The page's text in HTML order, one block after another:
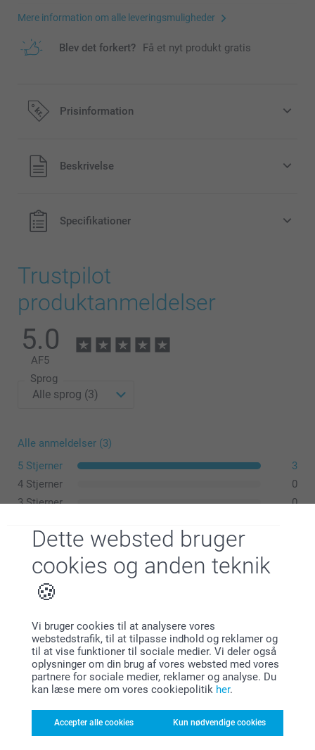
Dette websted bruger
cookies og anden teknik
Vi bruger cookies til at analysere vores
webstedstrafik, til at tilpasse indhold og reklamer og
til at vise funktioner til sociale medier. Vi deler også
oplysninger om din brug af vores websted med vores
partnere for sociale medier, reklamer og analyse. Du
kan læse mere om vores cookiepolitik her.
Accepter alle cookies Kun nødvendige cookies
Mere information om alle leveringsmuligheder
Blev det forkert? Få et nyt produkt gratis
Prisinformation
Alle priser inklusive moms og uden
forsendelsesomkostninger
Beskrivelse
Specifikationer
Trustpilot
produktanmeldelser
5.0
AF5
Sprog
Alle anmeldelser (3)
5 Stjerner
3
4 Stjerner
0
3 Stjerner
0
1 Stjerne
Maibritt Andersen,
Super glad for mit billede og super service 😊😊
Vis reaktioner
13.06.2023
11:51
Hej Maibritt